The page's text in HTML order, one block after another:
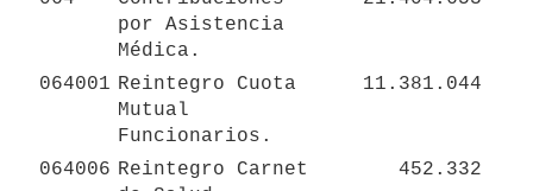
por Asistencia
Médica.
064001 Reintegro Cuota
Mutual
Funcionarios.
11.381.044
064006 Reintegro Carnet
452.332